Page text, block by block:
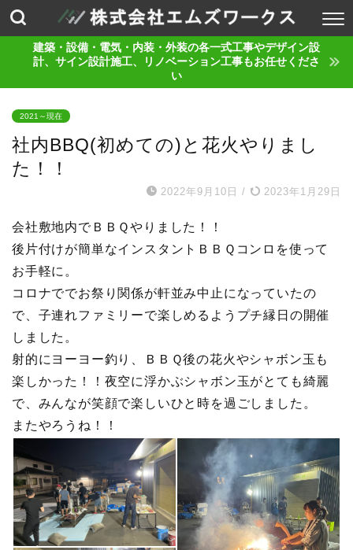
建築・設備・電気・内装・外装の各一式工事やデザイン設
計、サイン設計施工、リノベーション工事もお任せくださ
い
2021～現在
社内BBQ(初めての)と花火やりまし
た！！
2022年9月10日 / 2023年1月29日
会社敷地内でＢＢＱやりました！！
後片付けが簡単なインスタントＢＢＱコンロを使って
お手軽に。
コロナででお祭り関係が軒並み中止になっていたの
で、子連れファミリーで楽しめるようプチ縁日の開催
しました。
射的にヨーヨー釣り、ＢＢＱ後の花火やシャボン玉も
楽しかった！！夜空に浮かぶシャボン玉がとても綺麗
で、みんなが笑顔で楽しいひと時を過ごしました。
またやろうね！！